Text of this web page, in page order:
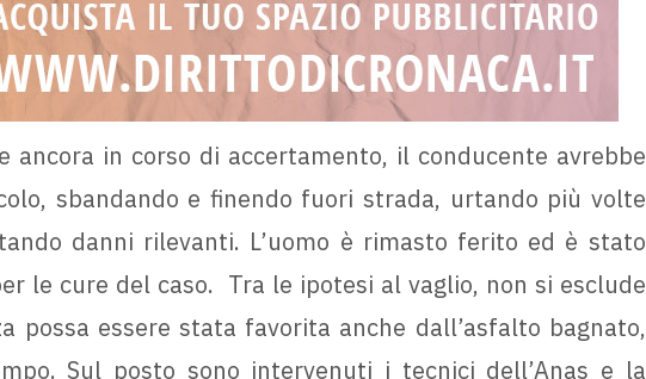
ancora in corso di accertamento, il conducente avrebbe
sbandando e finendo fuori strada, urtando più volte
danni rilevanti. L’uomo è rimasto ferito ed è stato
le cure del caso. Tra le ipotesi al vaglio, non si esclude
possa essere stata favorita anche dall’asfalto bagnato,
Sul posto sono intervenuti i tecnici dell’Anas e la